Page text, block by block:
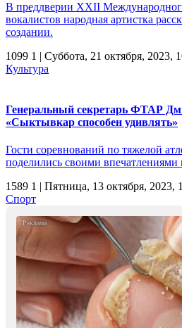
В преддверии XXII
вокалистов народная артистка
создании.
1099 1 | Суббота, 21 октября, 2023,
Культура
Генеральный секретарь ФТАР
«Сыктывкар способен удивлять»
Гости соревнований по тяжелой
поделились своими
1589 1 | Пятница, 13 октября, 2023,
Спорт